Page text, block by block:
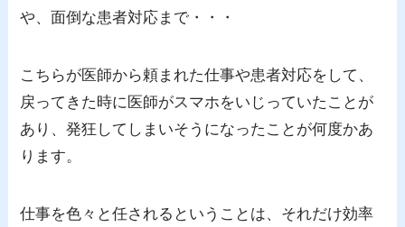
や、面倒な患者対応まで・・・
こちらが医師から頼まれた仕事や患者対応をして、
戻ってきた時に医師がスマホをいじっていたことが
あり、発狂してしまいそうになったことが何度かあ
ります。
仕事を色々と任されるということは、それだけ効率